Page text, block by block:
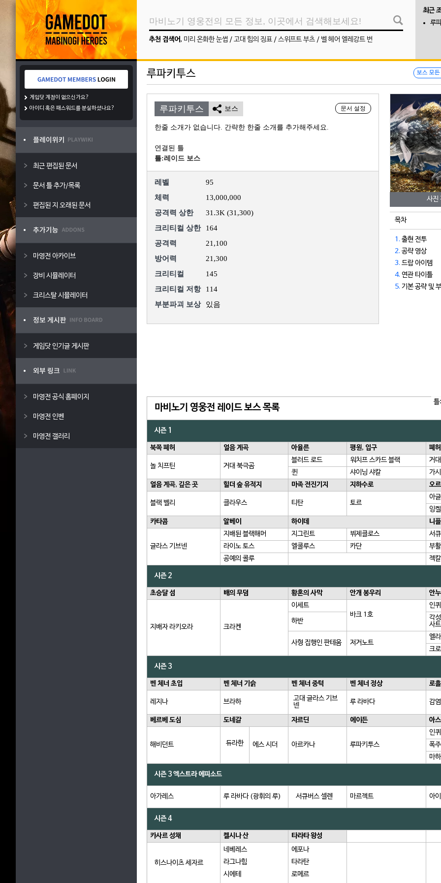
게임닷 계정이 없으신가요?
아이디 혹은 패스워드를 분실하셨나요?
최근 편집된 문서
문서 틀 추가/목록
편집된 지 오래된 문서
마영전 아카이브
장비 시뮬레이터
크리스탈 시뮬레이터
게임닷 인기글 게시판
마영전 공식 홈페이지
마영전 인벤
마영전 갤러리
추천 검색어 , 미리 온화한 눈썹 / 고대 힘의 징표 / 스위프트 부츠 / 벨 헤어 엘레강트 번
최근
루
루파키투스 보스 모
문서 설정
루파키투스 보스
한줄 소개가 없습니다. 간략한 한줄 소개를 추가해주세요.
연결된 틀
틀:레이드 보스
레벨
95
체력
13,000,000
공격력 상한
31.3K (31,300)
크리티컬 상한
164
공격력
21,100
방어력
21,300
크리티컬
145
크리티컬 저항
114
부분파괴 보상
있음
사진
목차
1. 출현 전투
2. 공략 영상
3. 드랍 아이템
4. 연관 타이틀
5. 기본 공략 및
틀
마비노기 영웅전 레이드 보스 목록
시즌 1
북쪽 폐허 얼음 계곡 아율른 평원, 입구 폐
놀 치프틴 거대 북극곰
블러드 로드 워치프 스카드 블랙
거
퀸
샤이닝 샤칼
가
얼음 계곡, 깊은 곳
힐더 숲 유적지 마족 전진기지 지하수로 오
블랙 벨리 클라우스 티탄 토르
아
잉
카타콤
알베이 하이데 니
글라스 기브넨
지배된 블랙해머 지그린트 뷔제클로스
서
라이노 토스
엘쿨루스 카단
부
공예의 콜루
젝
시즌 2
초승달 섬 배의 무덤 황혼의 사막 안개 봉우리 안
지배자 라키오라 크라켄
이세트
바크 1호
인
하반
각
사트
사형 집행인 판테움 저거노트
엘
크
시즌 3
벤 체너 초입 벤 체너 기슭 벤 체너 중턱 벤 체너 정상 로
레지나 브라하
고대 글라스 기브
넨
루 라바다 감
베르베 도심 도네갈 자르딘 에이든 아
해비던트 듀라한 에스 시더 아르카나 루파키투스
인
폭
마하
시즌 3 엑스트라 에피소드
아가레스 루 라바다 (광휘의 루) 서큐버스 셀렌 마르젝트 아
시즌 4
카사르 성채 켈시나 산 타라타 왕성
히스나이츠 세자르
네베레스
라그나힘
시에테
에포나
타라탄
로메르